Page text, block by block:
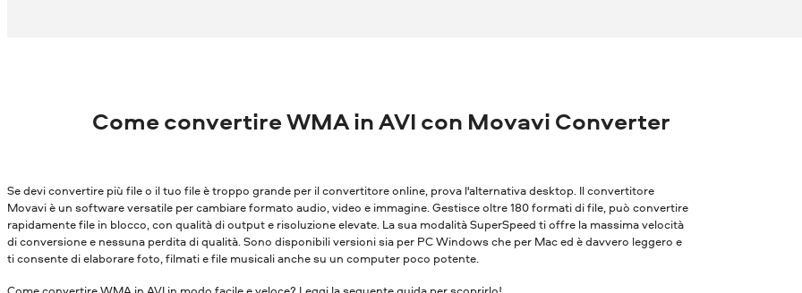
Come convertire WMA in AVI con Movavi Converter
Se devi convertire più file o il tuo file è troppo grande per il convertitore online, prova l'alternativa desktop. Il convertitore
Movavi è un software versatile per cambiare formato audio, video e immagine. Gestisce oltre 180 formati di file, può convertire
rapidamente file in blocco, con qualità di output e risoluzione elevate. La sua modalità SuperSpeed ​​ti offre la massima velocità
di conversione e nessuna perdita di qualità. Sono disponibili versioni sia per PC Windows che per Mac ed è davvero leggero e
ti consente di elaborare foto, filmati e file musicali anche su un computer poco potente.